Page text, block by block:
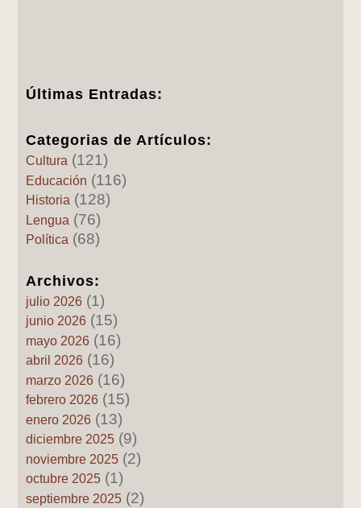
Últimas Entradas:
Categorias de Artículos:
Cultura (121)
Educación (116)
Historia (128)
Lengua (76)
Política (68)
Archivos:
julio 2026 (1)
junio 2026 (15)
mayo 2026 (16)
abril 2026 (16)
marzo 2026 (16)
febrero 2026 (15)
enero 2026 (13)
diciembre 2025 (9)
noviembre 2025 (2)
octubre 2025 (1)
septiembre 2025 (2)